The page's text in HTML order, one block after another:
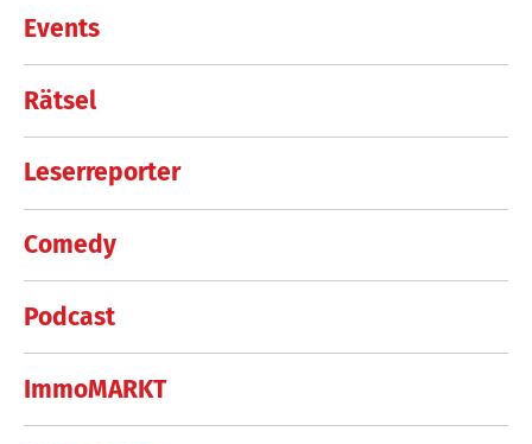
Events
Rätsel
Leserreporter
Comedy
Podcast
ImmoMARKT